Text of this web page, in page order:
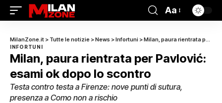
Aa
MilanZone.it > Tutte le notizie >News >Infortuni >Milan, paura rientrata per Pavlović: esami ok dopo lo scontro
INFORTUNI
Milan, paura rientrata per Pavlović:
esami ok dopo lo scontro
Testa contro testa a Firenze: nove punti di sutura,
presenza a Como non a rischio